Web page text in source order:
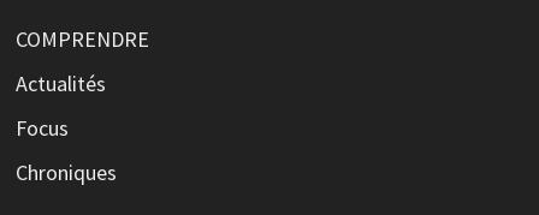
COMPRENDRE
Actualités
Focus
Chroniques